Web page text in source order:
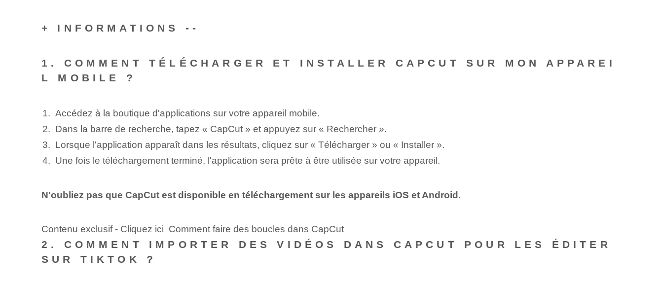
+ INFORMATIONS‍ --
1. COMMENT TÉLÉCHARGER ET INSTALLER CAPCUT SUR MON APPAREI
L MOBILE ?
Accédez à la boutique d'applications sur votre appareil mobile.
Dans la barre de recherche, tapez « CapCut » ⁢et appuyez sur « Rechercher ».
Lorsque l'application apparaît dans les résultats, cliquez sur « Télécharger »‌ ou « Installer ».
Une fois le téléchargement terminé, l'application sera prête à être utilisée sur votre appareil.
N'oubliez pas que CapCut est disponible en téléchargement sur les appareils iOS et Android.
Contenu exclusif - Cliquez ici Comment faire des boucles dans CapCut
2. COMMENT IMPORTER DES VIDÉOS DANS CAPCUT POUR LES ÉDITER
SUR TIKTOK ?